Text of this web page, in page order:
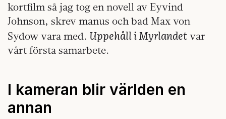
kortfilm så jag tog en novell av Eyvind
Johnson, skrev manus och bad Max von
Sydow vara med. Uppehåll i Myrlandet var
vårt första samarbete.
I kameran blir världen en
annan